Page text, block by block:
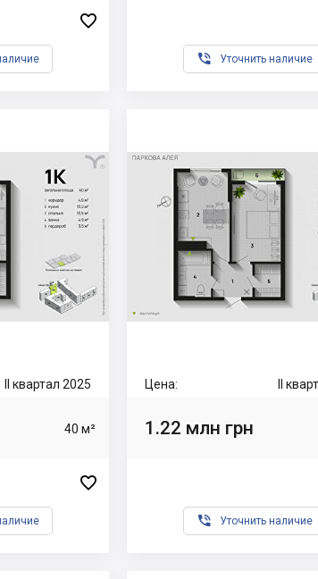

 Уточнить наличие
II квартал 2025
40 м²

Цена: II
1.22 млн грн
 Уточнить наличие